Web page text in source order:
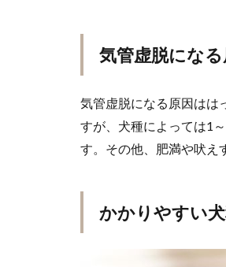
気管虚脱になる
気管虚脱になる原因はは
すが、犬種によっては1
す。その他、肥満や吠え
かかりやすい